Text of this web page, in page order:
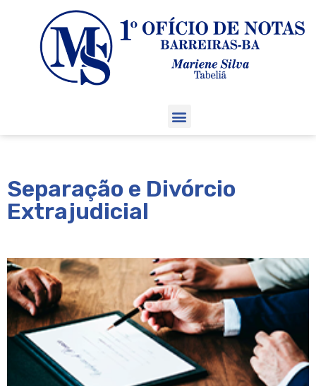
Separação e Divórcio
Extrajudicial